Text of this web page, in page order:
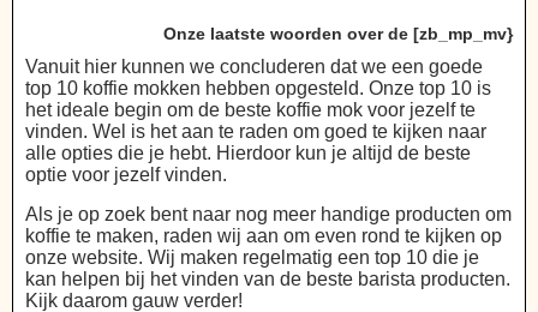
Onze laatste woorden over de [zb_mp_mv}
Vanuit hier kunnen we concluderen dat we een goede
top 10 koffie mokken hebben opgesteld. Onze top 10 is
het ideale begin om de beste koffie mok voor jezelf te
vinden. Wel is het aan te raden om goed te kijken naar
alle opties die je hebt. Hierdoor kun je altijd de beste
optie voor jezelf vinden.
Als je op zoek bent naar nog meer handige producten om
koffie te maken, raden wij aan om even rond te kijken op
onze website. Wij maken regelmatig een top 10 die je
kan helpen bij het vinden van de beste barista producten.
Kijk daarom gauw verder!